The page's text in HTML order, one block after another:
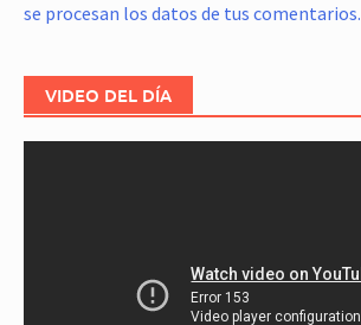
se procesan los datos de tus comentarios.
VIDEO DEL DÍA